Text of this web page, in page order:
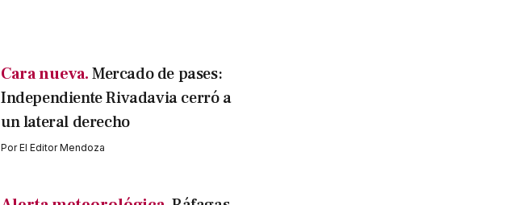
Cara nueva.Mercado de pases:
Independiente Rivadavia cerró a
un lateral derecho
PorEl Editor Mendoza